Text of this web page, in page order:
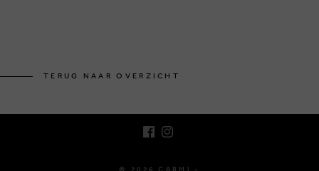
TERUG NAAR OVERZICHT